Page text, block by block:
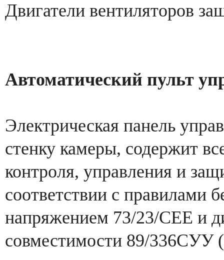
Двигатели вентиляторов
Автоматический пульт
Электрическая панель
стенку камеры, содержит
контроля, управления и
соответствии с правилами
напряжением 73/23/СЕЕ и
совместимости 89/